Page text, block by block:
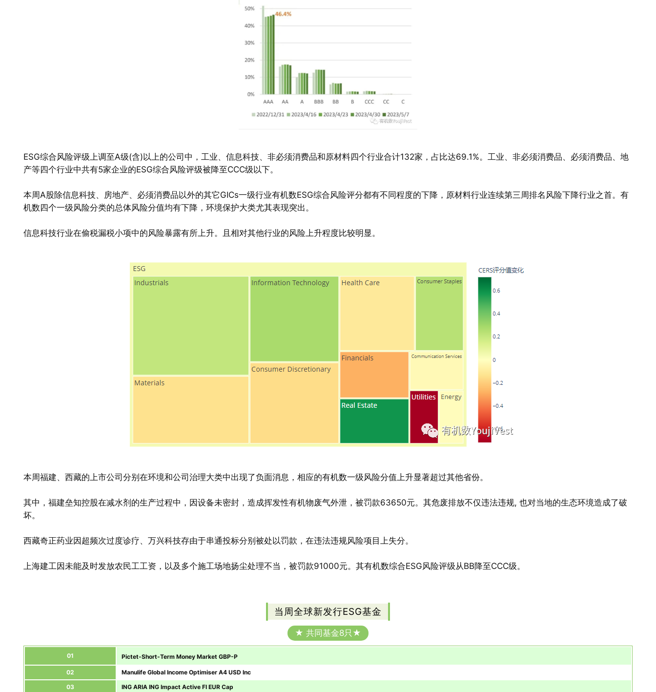
ESG综合风险评级上调至A级(含)以上的公司中，工业、信息科技、非必须消费品和原材料四个行业合计132家，占比达69.1%。工业、非必须消费品、必须消费品、地
产等四个行业中共有5家企业的ESG综合风险评级被降至CCC级以下。
本周A股除信息科技、房地产、必须消费品以外的其它GICs一级行业有机数ESG综合风险评分都有不同程度的下降，原材料行业连续第三周排名风险下降行业之首。有
机数四个一级风险分类的总体风险分值均有下降，环境保护大类尤其表现突出。
信息科技行业在偷税漏税小项中的风险暴露有所上升。且相对其他行业的风险上升程度比较明显。
本周福建、西藏的上市公司分别在环境和公司治理大类中出现了负面消息，相应的有机数一级风险分值上升显著超过其他省份。
其中，福建垒知控股在减水剂的生产过程中，因设备未密封，造成挥发性有机物废气外泄，被罚款63650元。其危废排放不仅违法违规, 也对当地的生态环境造成了破
坏。
西藏奇正药业因超频次过度诊疗、万兴科技存由于串通投标分别被处以罚款，在违法违规风险项目上失分。
上海建工因未能及时发放农民工工资，以及多个施工场地扬尘处理不当，被罚款91000元。其有机数综合ESG风险评级从BB降至CCC级。
当周全球新发行ESG基金
★ 共同基金8只★
01 Pictet-Short-Term Money Market GBP-P
02
Manulife Global Income Optimiser A4 USD Inc
03
ING ARIA ING Impact Active FI EUR Cap